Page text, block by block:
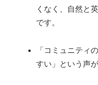
くなく、自然と
です。
「コミュニティ
すい」という声